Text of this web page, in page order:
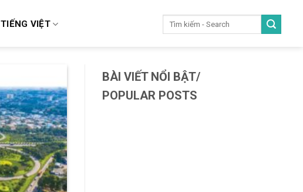
TIẾNG VIỆT
BÀI VIẾT NỔI BẬT/
POPULAR POSTS